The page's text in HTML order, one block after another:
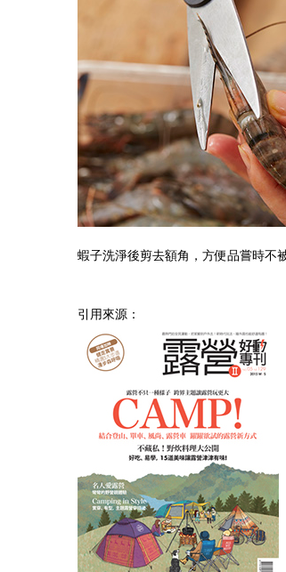
蝦子洗淨後剪去額角，方便品嘗時不
引用來源：